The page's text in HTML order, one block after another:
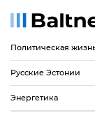
Политическая
Русские Эстонии
Энергетика